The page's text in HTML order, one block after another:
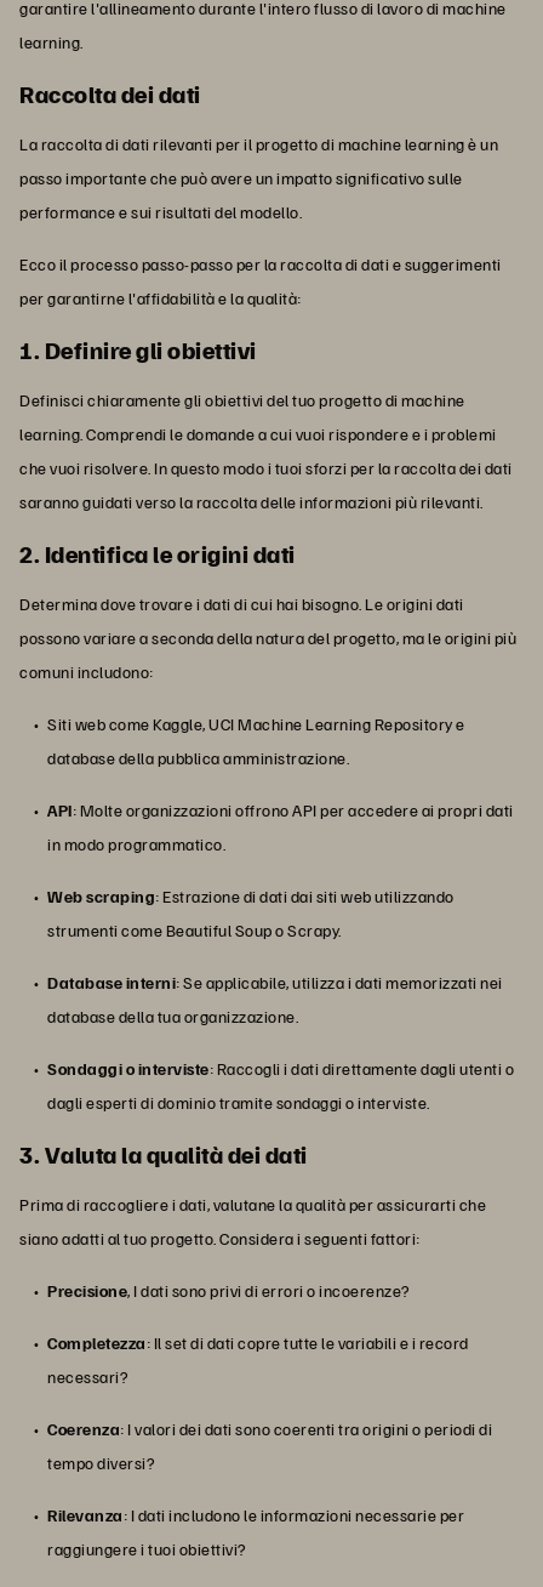
garantire l'allineamento durante l'intero flusso di lavoro di machine
learning.
Raccolta dei dati
La raccolta di dati rilevanti per il progetto di machine learning è un
passo importante che può avere un impatto significativo sulle
performance e sui risultati del modello.
Ecco il processo passo-passo per la raccolta di dati e suggerimenti
per garantirne l'affidabilità e la qualità:
1. Definire gli obiettivi
Definisci chiaramente gli obiettivi del tuo progetto di machine
learning. Comprendi le domande a cui vuoi rispondere e i problemi
che vuoi risolvere. In questo modo i tuoi sforzi per la raccolta dei dati
saranno guidati verso la raccolta delle informazioni più rilevanti.
2. Identifica le origini dati
Determina dove trovare i dati di cui hai bisogno. Le origini dati
possono variare a seconda della natura del progetto, ma le origini più
comuni includono:
Siti web come Kaggle, UCI Machine Learning Repository e
database della pubblica amministrazione.
API: Molte organizzazioni offrono API per accedere ai propri dati
in modo programmatico.
Web scraping: Estrazione di dati dai siti web utilizzando
strumenti come Beautiful Soup o Scrapy.
Database interni: Se applicabile, utilizza i dati memorizzati nei
database della tua organizzazione.
Sondaggi o interviste: Raccogli i dati direttamente dagli utenti o
dagli esperti di dominio tramite sondaggi o interviste.
3. Valuta la qualità dei dati
Prima di raccogliere i dati, valutane la qualità per assicurarti che
siano adatti al tuo progetto. Considera i seguenti fattori:
Precisione, I dati sono privi di errori o incoerenze?
Completezza: Il set di dati copre tutte le variabili e i record
necessari?
Coerenza: I valori dei dati sono coerenti tra origini o periodi di
tempo diversi?
Rilevanza: I dati includono le informazioni necessarie per
raggiungere i tuoi obiettivi?